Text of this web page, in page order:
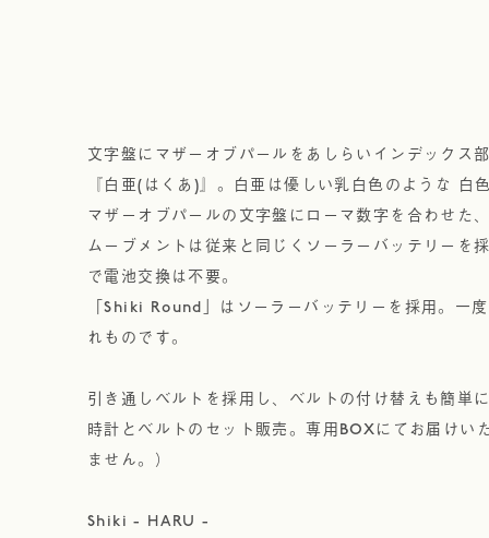
文字盤にマザーオブパールをあしらいインデックス
『白亜(はくあ)』。白亜は優しい乳白色のような 白
マザーオブパールの文字盤にローマ数字を合わせた
ムーブメントは従来と同じくソーラーバッテリーを
で電池交換は不要。
「Shiki Round」はソーラーバッテリーを採用。一
れものです。
引き通しベルトを採用し、ベルトの付け替えも簡単
時計とベルトのセット販売。専用BOXにてお届けい
ません。）
Shiki - HARU -